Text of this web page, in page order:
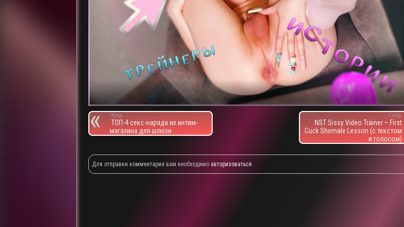
Пред.
ТОП-4 секс-наряда из интим-
магазина для шлюхи
След.
NST Sissy Video Trainer – First
Cuck Shemale Lesson (с текстом
и голосом)
Для отправки комментария вам необходимо авторизоваться